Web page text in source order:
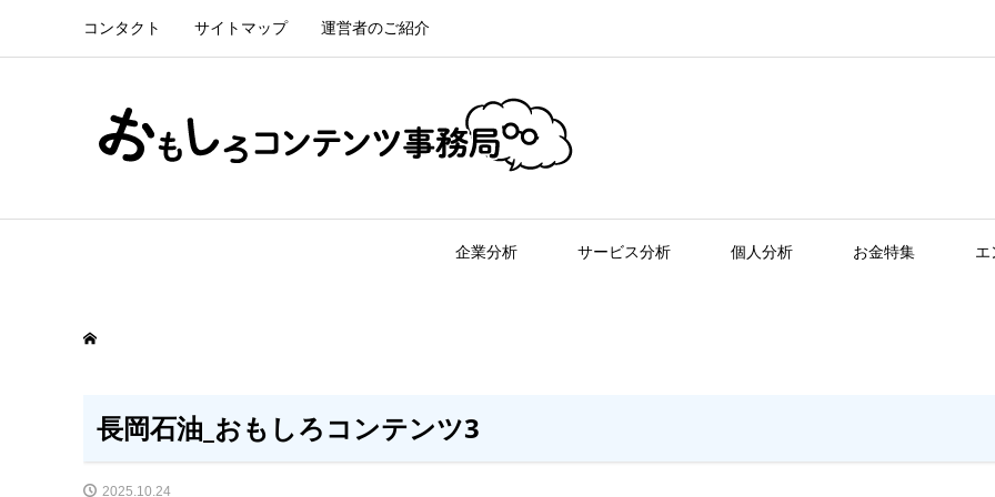
コンタクト サイトマップ 運営者のご紹介
企業分析 サービス分析 個人分析 お金特集 エ
長岡石油_おもしろコンテンツ3
2025.10.24